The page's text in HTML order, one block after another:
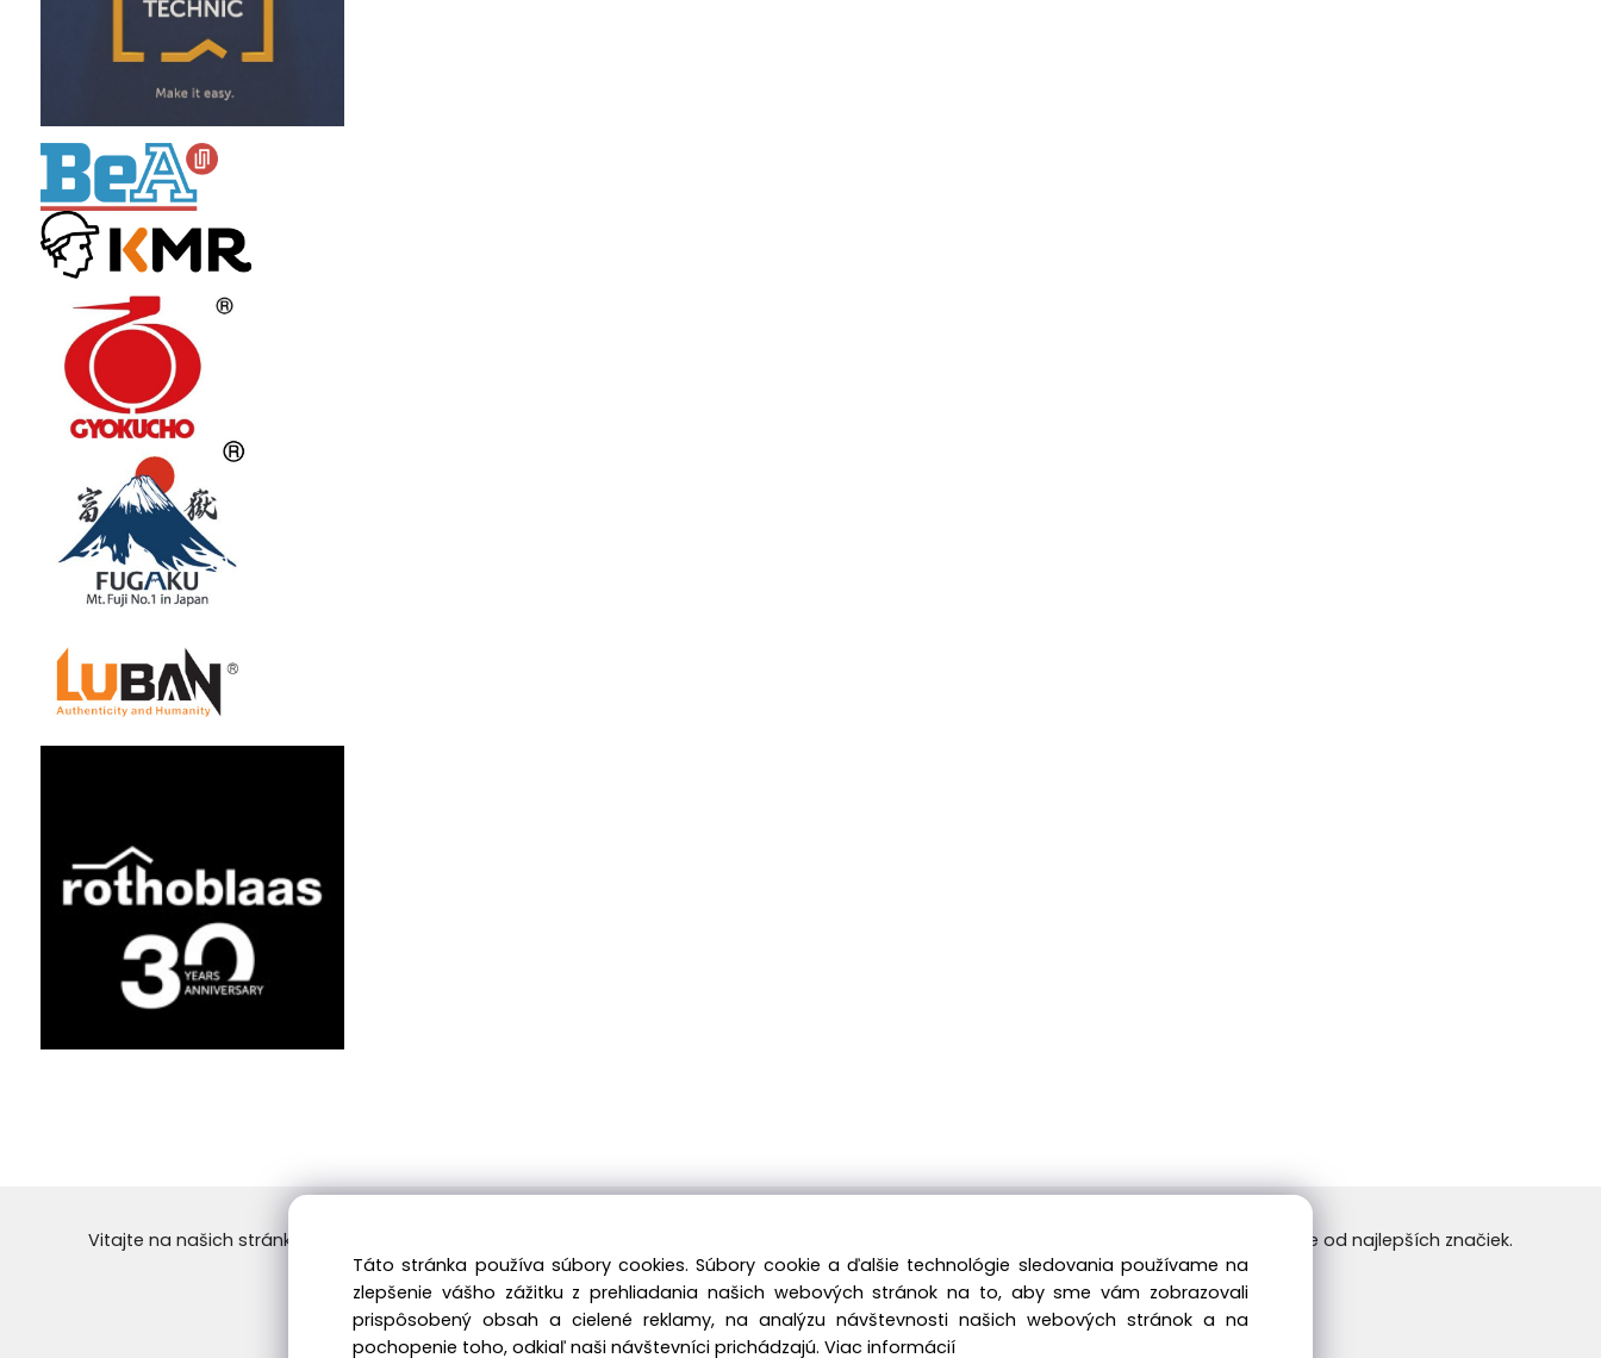
Vitajte na našich stránkach vo svete dreva! Objednávku môžete kedykoľvek zadať, náš e-shop je Vám k dispozícii 24/7. Nakupujte tovar online od najlepších značiek.
Skvelý výber a ceny. Tiež si nenechajte ujsť naše prebiehajúce ponuky! Prajeme Vám príjemné nakupovanie.
Táto stránka používa súbory cookies. Súbory cookie a ďalšie technológie sledovania používame na
zlepšenie vášho zážitku z prehliadania našich webových stránok na to, aby sme vám zobrazovali
prispôsobený obsah a cielené reklamy, na analýzu návštevnosti našich webových stránok a na
pochopenie toho, odkiaľ naši návštevníci prichádzajú. Viac informácií